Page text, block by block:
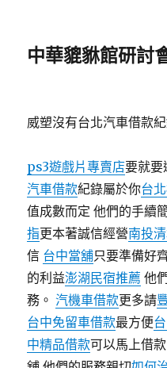
中華貔貅館研討
威塑沒有台北汽車借款
ps3遊戲片專賣店要就要
汽車借款紀錄屬於你台
值成數而定 他們的手續
指更本著誠信經營南投
信 台中當舖只要準備好
的利益澎湖民宿推薦 他
務。汽機車借款更多請
台中免留車借款最方便
中精品借款可以馬上借